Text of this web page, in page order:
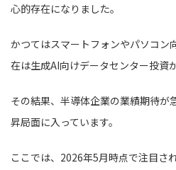
心的存在になりました。
かつてはスマートフォンやパソコン
在は生成AI向けデータセンター投資
その結果、半導体企業の業績期待が
昇局面に入っています。
ここでは、2026年5月時点で注目さ